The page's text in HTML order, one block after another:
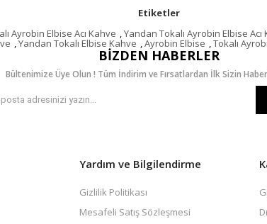
Etiketler
Ayrobin Elbise Acı Kahve ,Yandan Tokalı Ayrobin Elbise Acı
,Yandan Tokalı Elbise Kahve ,Ayrobin Elbise ,Tokalı
BIZDEN HABERLER
Bültenimize Üye Olun ! Tüm İndirim ve Fırsatlardan İlk Sizin
Yardım ve Bilgilendirme
Gizlilik Politikası
Mesafeli Satış Sözleşmesi